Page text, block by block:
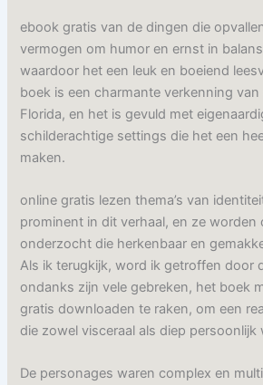
ebook gratis van de dingen die
vermogen om humor en ernst in
waardoor het een leuk en boeiend
boek is een charmante verkenning
Florida, en het is gevuld met
schilderachtige settings die het een
maken.
online gratis lezen thema’s van
prominent in dit verhaal, en ze worden
onderzocht die herkenbaar en
Als ik terugkijk, word ik getroffen door
ondanks zijn vele gebreken, het boek
gratis downloaden te raken, om een
die zowel visceraal als diep persoonlijk
De personages waren complex en